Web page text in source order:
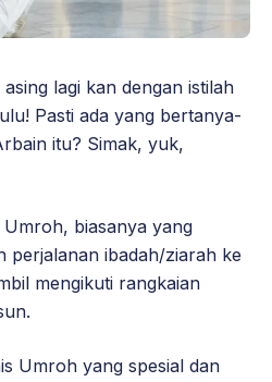
lagi kan dengan istilah
Pasti ada yang bertanya-
itu? Simak, yuk,
biasanya yang
perjalanan ibadah/ziarah ke
mengikuti rangkaian
Umroh yang spesial dan